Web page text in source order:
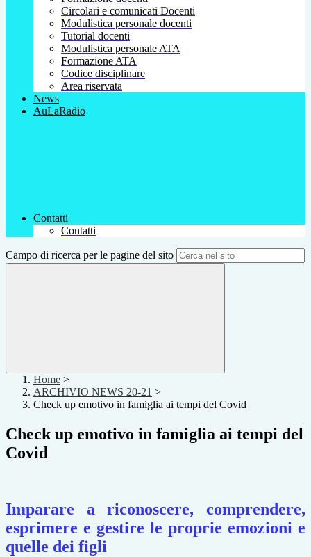
Circolari e comunicati Docenti
Modulistica personale docenti
Tutorial docenti
Modulistica personale ATA
Formazione ATA
Codice disciplinare
Area riservata
News
AuLaRadio
Contatti
Contatti
Campo di ricerca per le pagine del sito
Home >
ARCHIVIO NEWS 20-21 >
Check up emotivo in famiglia ai tempi del Covid
Check up emotivo in famiglia ai tempi del
Covid
Imparare a riconoscere, comprendere,
esprimere e gestire le proprie emozioni e
quelle dei figli